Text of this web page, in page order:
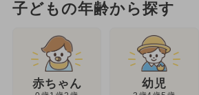
子どもの年齢から探す
赤ちゃん 幼児